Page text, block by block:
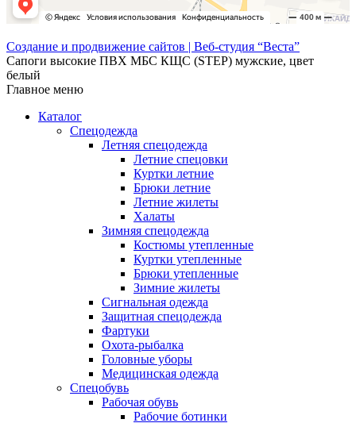
Создание и продвижение сайтов | Веб-студия “Веста”
Сапоги высокие ПВХ МБС КЩС (STEP) мужские, цвет
белый
Главное меню
Каталог
Спецодежда
Летняя спецодежда
Летние спецовки
Куртки летние
Брюки летние
Летние жилеты
Халаты
Зимняя спецодежда
Костюмы утепленные
Куртки утепленные
Брюки утепленные
Зимние жилеты
Сигнальная одежда
Защитная спецодежда
Фартуки
Охота-рыбалка
Головные уборы
Медицинская одежда
Спецобувь
Рабочая обувь
Рабочие ботинки